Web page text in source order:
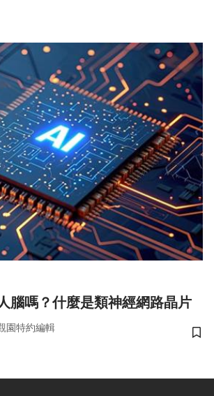
腦嗎？什麼是類神經網路晶片
園特約編輯
儲